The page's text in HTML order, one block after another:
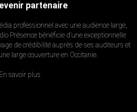
partenaire
professionnel avec une audience large,
Présence bénéficie d’une exceptionnelle
de crédibilité auprès de ses auditeurs et
large couverture en Occitanie.
En savoir plus